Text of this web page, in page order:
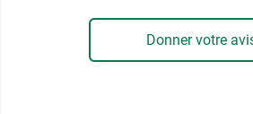
packaging entièrement
Pour le soir, l'infusion Nuit
Donner votre